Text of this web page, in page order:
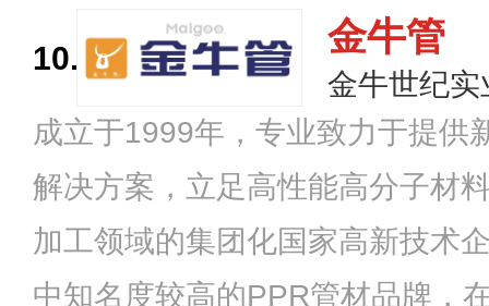
项，是国内实力强劲的管道制造
全国多个省市。
10. 金牛管
金牛世纪
成立于1999年，专业致力于提供
解决方案，立足高性能高分子材
加工领域的集团化国家高新技术
中知名度较高的PPR管材品牌，